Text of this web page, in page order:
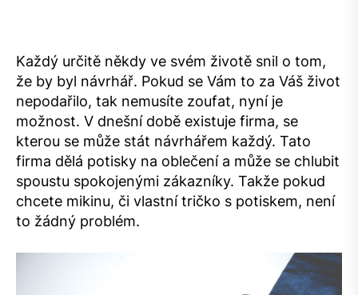
Každý určitě někdy ve svém životě snil o tom,
že by byl návrhář. Pokud se Vám to za Váš život
nepodařilo, tak nemusíte zoufat, nyní je
možnost. V dnešní době existuje firma, se
kterou se může stát návrhářem každý. Tato
firma dělá potisky na oblečení a může se chlubit
spoustu spokojenými zákazníky. Takže pokud
chcete mikinu, či vlastní tričko s potiskem, není
to žádný problém.